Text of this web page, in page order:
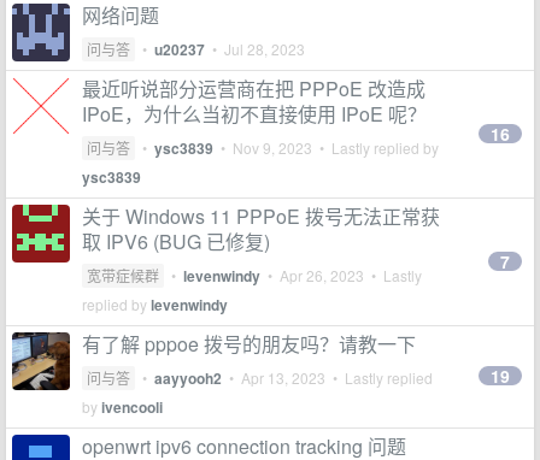
网络问题
问与答 • u20237 • Jul 28, 2023
最近听说部分运营商在把 PPPoE 改造成
IPoE，为什么当初不直接使用 IPoE 呢？
问与答 • ysc3839 • Nov 9, 2023 • Lastly replied by
ysc3839
16
关于 Windows 11 PPPoE 拨号无法正常获
取 IPV6 (BUG 已修复)
宽带症候群 • levenwindy • Apr 26, 2023 • Lastly
replied bylevenwindy
7
有了解 pppoe 拨号的朋友吗？请教一下
问与答 • aayyooh2 • Apr 13, 2023 • Lastly replied
byivencooli
19
openwrt ipv6 connection tracking 问题